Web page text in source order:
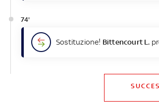
74'
Sostituzione! Bittencourt L.